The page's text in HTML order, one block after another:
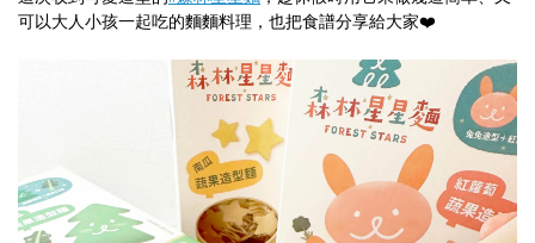
可以大人小孩一起吃的麵麵料理，也把食譜分享給大家❤️